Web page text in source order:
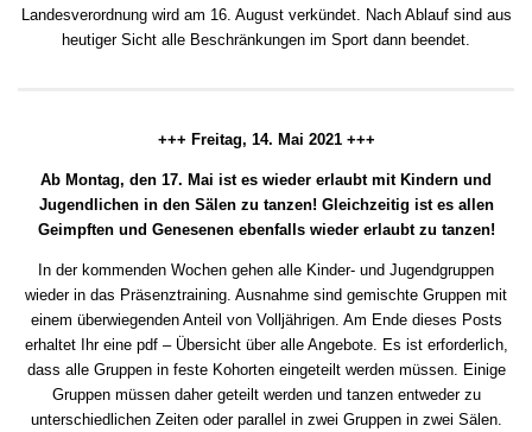
Landesverordnung wird am 16. August verkündet. Nach Ablauf sind aus
heutiger Sicht alle Beschränkungen im Sport dann beendet.
+++ Freitag, 14. Mai 2021 +++
Ab Montag, den 17. Mai ist es wieder erlaubt mit Kindern und
Jugendlichen in den Sälen zu tanzen! Gleichzeitig ist es allen
Geimpften und Genesenen ebenfalls wieder erlaubt zu tanzen!
In der kommenden Wochen gehen alle Kinder- und Jugendgruppen
wieder in das Präsenztraining. Ausnahme sind gemischte Gruppen mit
einem überwiegenden Anteil von Volljährigen. Am Ende dieses Posts
erhaltet Ihr eine pdf – Übersicht über alle Angebote. Es ist erforderlich,
dass alle Gruppen in feste Kohorten eingeteilt werden müssen. Einige
Gruppen müssen daher geteilt werden und tanzen entweder zu
unterschiedlichen Zeiten oder parallel in zwei Gruppen in zwei Sälen.